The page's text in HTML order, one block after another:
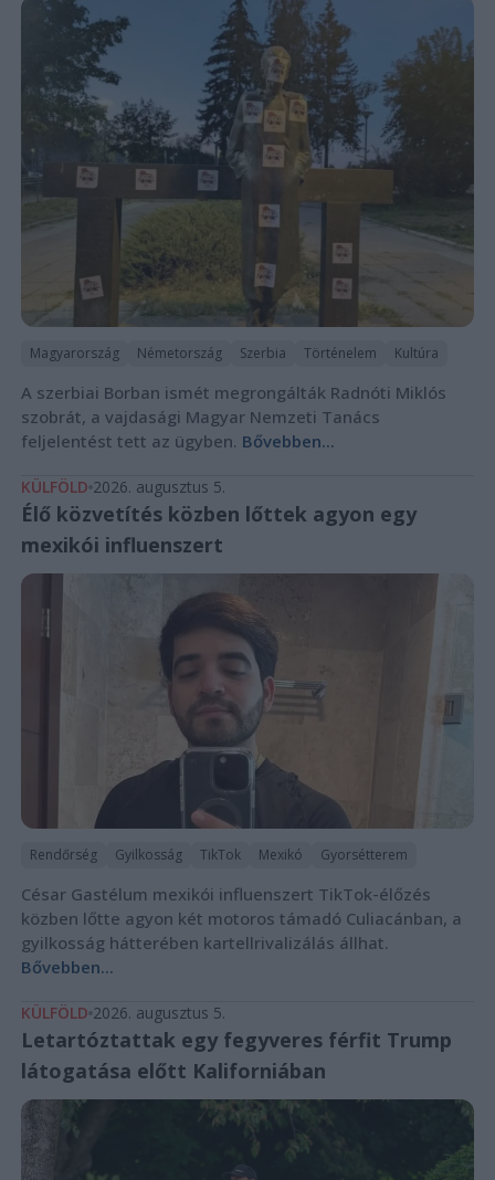
Magyarország Németország Szerbia Történelem Kultúra
A szerbiai Borban ismét megrongálták Radnóti Miklós
szobrát, a vajdasági Magyar Nemzeti Tanács
feljelentést tett az ügyben. Bővebben...
KÜLFÖLD 2026. augusztus 5.
Élő közvetítés közben lőttek agyon egy
mexikói influenszert
Rendőrség Gyilkosság TikTok Mexikó Gyorsétterem
César Gastélum mexikói influenszert TikTok-élőzés
közben lőtte agyon két motoros támadó Culiacánban, a
gyilkosság hátterében kartellrivalizálás állhat.
Bővebben...
KÜLFÖLD 2026. augusztus 5.
Letartóztattak egy fegyveres férfit Trump
látogatása előtt Kaliforniában